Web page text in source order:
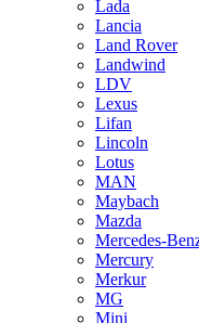
Lada
Lancia
Land Rover
Landwind
LDV
Lexus
Lifan
Lincoln
Lotus
MAN
Maybach
Mazda
Mercedes-
Mercury
Merkur
MG
Mini